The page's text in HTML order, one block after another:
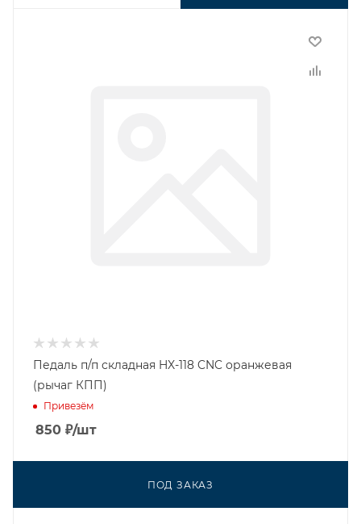
Педаль п/п складная HX-118 CNC оранжевая
(рычаг КПП)
Привезём
850 ₽/шт
ПОД ЗАКАЗ